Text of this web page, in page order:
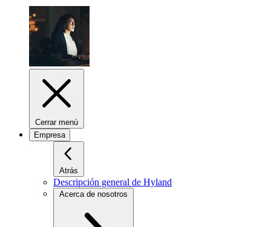
Cerrar menú
Empresa
Atrás
Descripción general de Hyland
Acerca de nosotros